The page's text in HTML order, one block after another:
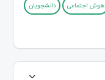
هوش اجتماعی دانشجویان